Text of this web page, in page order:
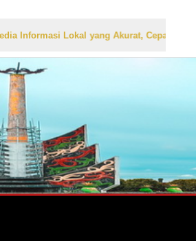
Lokal yang Akurat, Cepat, dan Terpercaya